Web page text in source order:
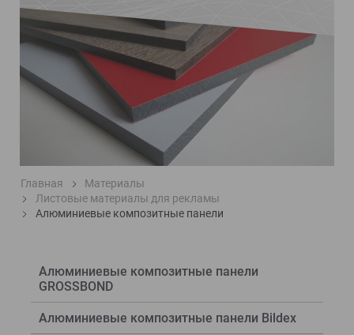
Главная
Материалы
Листовые материалы для рекламы
Алюминиевые композитные панели
Алюминиевые композитные панели
GROSSBOND
Алюминиевые композитные панели Bildex